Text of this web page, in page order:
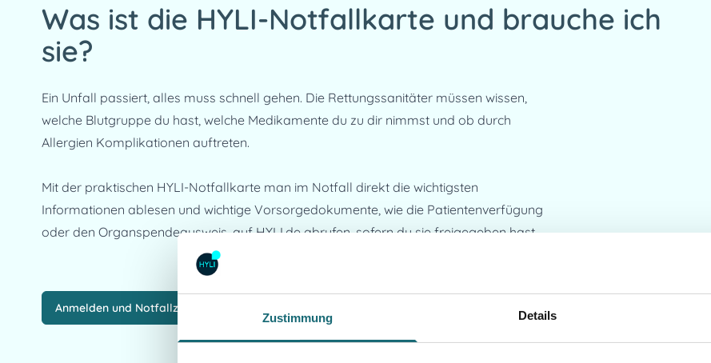
Zustimmung Details
Was ist die HYLI-Notfallkarte und brauche ich
sie?
Ein Unfall passiert, alles muss schnell gehen. Die Rettungssanitäter müssen wissen,
welche Blutgruppe du hast, welche Medikamente du zu dir nimmst und ob durch
Allergien Komplikationen auftreten.
Mit der praktischen HYLI-Notfallkarte man im Notfall direkt die wichtigsten
Informationen ablesen und wichtige Vorsorgedokumente, wie die Patientenverfügung
oder den Organspendeausweis, auf HYLI.de abrufen, sofern du sie freigegeben hast.
Anmelden und Notfallzugang sichern